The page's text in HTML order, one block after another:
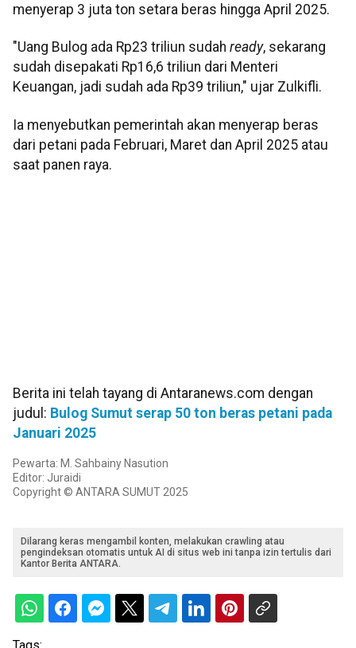
menyerap 3 juta ton setara beras hingga April 2025.
"Uang Bulog ada Rp23 triliun sudah ready, sekarang
sudah disepakati Rp16,6 triliun dari Menteri
Keuangan, jadi sudah ada Rp39 triliun," ujar Zulkifli.
Ia menyebutkan pemerintah akan menyerap beras
dari petani pada Februari, Maret dan April 2025 atau
saat panen raya.
Berita ini telah tayang di Antaranews.com dengan
judul: Bulog Sumut serap 50 ton beras petani pada
Januari 2025
Pewarta: M. Sahbainy Nasution
Editor: Juraidi
Copyright © ANTARA SUMUT 2025
Dilarang keras mengambil konten, melakukan crawling atau
pengindeksan otomatis untuk AI di situs web ini tanpa izin tertulis dari
Kantor Berita ANTARA.